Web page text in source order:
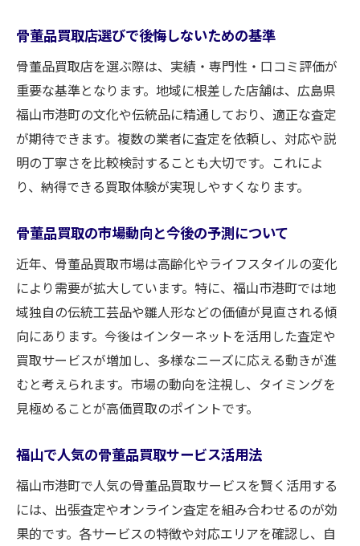
骨董品買取店選びで後悔しないための基準
骨董品買取店を選ぶ際は、実績・専門性・口コミ評価が
重要な基準となります。地域に根差した店舗は、広島県
福山市港町の文化や伝統品に精通しており、適正な査定
が期待できます。複数の業者に査定を依頼し、対応や説
明の丁寧さを比較検討することも大切です。これによ
り、納得できる買取体験が実現しやすくなります。
骨董品買取の市場動向と今後の予測について
近年、骨董品買取市場は高齢化やライフスタイルの変化
により需要が拡大しています。特に、福山市港町では地
域独自の伝統工芸品や雛人形などの価値が見直される傾
向にあります。今後はインターネットを活用した査定や
買取サービスが増加し、多様なニーズに応える動きが進
むと考えられます。市場の動向を注視し、タイミングを
見極めることが高価買取のポイントです。
福山で人気の骨董品買取サービス活用法
福山市港町で人気の骨董品買取サービスを賢く活用する
には、出張査定やオンライン査定を組み合わせるのが効
果的です。各サービスの特徴や対応エリアを確認し、自